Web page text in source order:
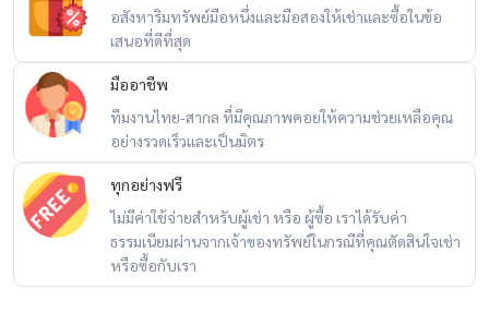
อสังหาริมทรัพย์มือหนึ่งและมือสองให้เช่าและซื้อในข้อ
เสนอที่ดีที่สุด
มืออาชีพ
ทีมงานไทย-สากล ที่มีคุณภาพคอยให้ความช่วยเหลือคุณ
อย่างรวดเร็วและเป็นมิตร
ทุกอย่างฟรี
ไม่มีค่าใช้จ่ายสำหรับผู้เช่า หรือ ผู้ซื้อ เราได้รับค่า
ธรรมเนียมผ่านจากเจ้าของทรัพย์ในกรณีที่คุณตัดสินใจเช่า
หรือซื้อกับเรา